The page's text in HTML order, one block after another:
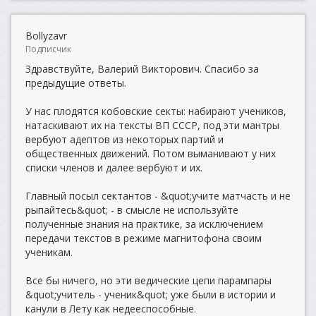
Bollyzavr
Подписчик
Здравствуйте, Валерий Викторович. Спасибо за
предыдущие ответы.
У нас плодятся кобовские секты: набирают учеников,
натаскивают их на тексты ВП СССР, под эти мантры
вербуют адептов из некоторых партий и
общественных движений. Потом выманивают у них
списки членов и далее вербуют и их.
Главный посыл сектантов - &quot;учите матчасть и не
рыпайтесь&quot; - в смысле не используйте
полученные знания на практике, за исключением
передачи текстов в режиме магнитофона своим
ученикам.
Все бы ничего, но эти ведические цепи парампары
&quot;учитель - ученик&quot; уже были в истории и
канули в Лету как недееспособные.